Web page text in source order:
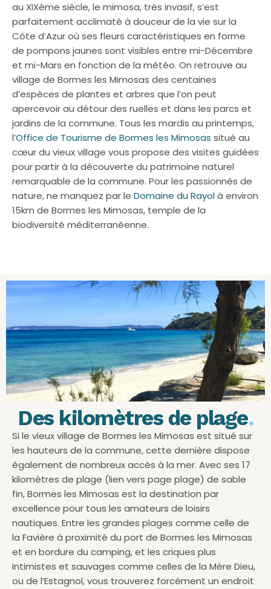
au XIXème siècle, le mimosa, très invasif, s’est
parfaitement acclimaté à douceur de la vie sur la
Côte d’Azur où ses fleurs caractéristiques en forme
de pompons jaunes sont visibles entre mi-Décembre
et mi-Mars en fonction de la météo. On retrouve au
village de Bormes les Mimosas des centaines
d’espèces de plantes et arbres que l’on peut
apercevoir au détour des ruelles et dans les parcs et
jardins de la commune. Tous les mardis au printemps,
l’Office de Tourisme de Bormes les Mimosas situé au
cœur du vieux village vous propose des visites guidées
pour partir à la découverte du patrimoine naturel
remarquable de la commune. Pour les passionnés de
nature, ne manquez par le Domaine du Rayolà environ
15km de Bormes les Mimosas, temple de la
biodiversité méditerranéenne.
Des kilomètres de plage.
Si le vieux village de Bormes les Mimosas est situé sur
les hauteurs de la commune, cette dernière dispose
également de nombreux accès à la mer. Avec ses 17
kilomètres de plage (lien vers page plage) de sable
fin, Bormes les Mimosas est la destination par
excellence pour tous les amateurs de loisirs
nautiques. Entre les grandes plages comme celle de
la Favière à proximité du port de Bormes les Mimosas
et en bordure du camping, et les criques plus
intimistes et sauvages comme celles de la Mère Dieu,
ou de l’Estagnol, vous trouverez forcément un endroit